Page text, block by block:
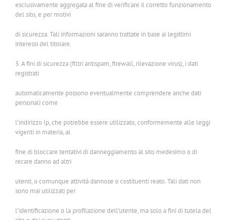
esclusivamente aggregata al fine di verificare il corretto funzionamento
del sito, e per motivi
di sicurezza. Tali informazioni saranno trattate in base ai legittimi
interessi del titolare.
3. A fini di sicurezza (filtri antispam, firewall, rilevazione virus), i dati
registrati
automaticamente possono eventualmente comprendere anche dati
personali come
l’indirizzo Ip, che potrebbe essere utilizzato, conformemente alle leggi
vigenti in materia, al
fine di bloccare tentativi di danneggiamento al sito medesimo o di
recare danno ad altri
utenti, o comunque attività dannose o costituenti reato. Tali dati non
sono mai utilizzati per
l’identificazione o la profilazione dell’utente, ma solo a fini di tutela del